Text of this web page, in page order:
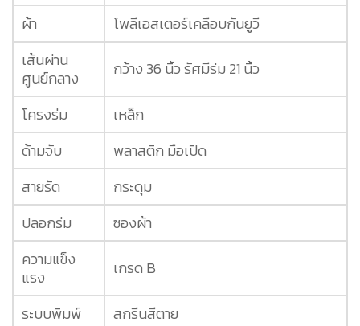
ผ้า
โพลีเอสเตอร์เคลือบกันยูวี
เส้นผ่าน
ศูนย์กลาง
กว้าง 36 นิ้ว รัศมีร่ม 21 นิ้ว
โครงร่ม
เหล็ก
ด้ามจับ
พลาสติก มือเปิด
สายรัด
กระดุม
ปลอกร่ม
ซองผ้า
ความแข็ง
แรง
เกรด B
ระบบพิมพ์
สกรีนสีตาย